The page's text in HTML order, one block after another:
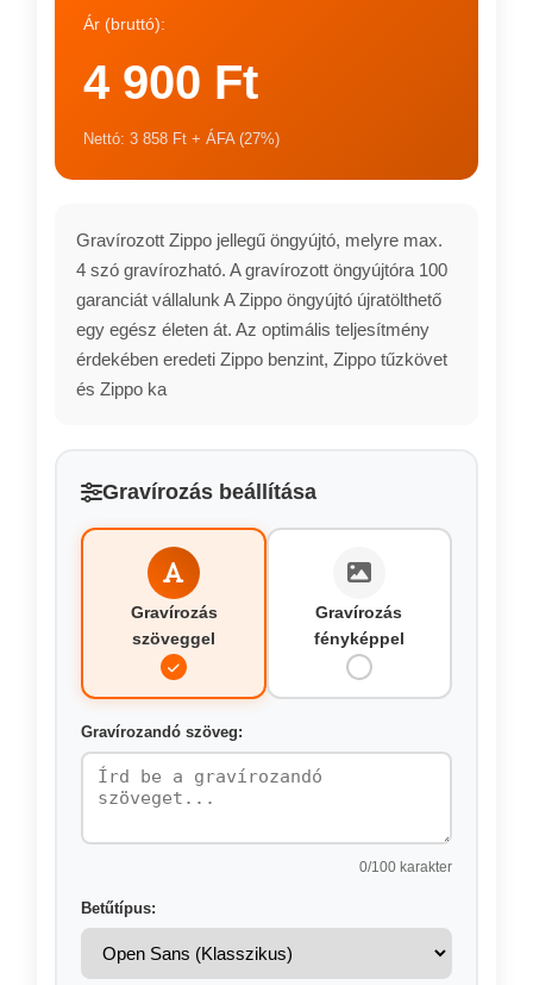
Ár (bruttó):
4 900 Ft
Nettó: 3 858 Ft + ÁFA (27%)
Gravírozott Zippo jellegű öngyújtó, melyre max.
4 szó gravírozható. A gravírozott öngyújtóra 100
garanciát vállalunk A Zippo öngyújtó újratölthető
egy egész életen át. Az optimális teljesítmény
érdekében eredeti Zippo benzint, Zippo tűzkövet
és Zippo ka
Gravírozás beállítása
Gravírozás
szöveggel
Gravírozás
fényképpel
Gravírozandó szöveg:
0/100 karakter
Betűtípus: